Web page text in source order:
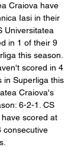
Craiova have
Iasi in their
Universitatea
in 1 of their 9
this season.
scored in 4
in Superliga this
Craiova's
6-2-1. CS
scored at
consecutive